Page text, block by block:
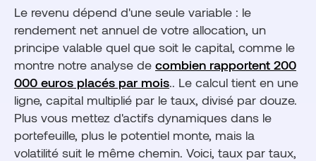
Le revenu dépend d'une seule variable : le
rendement net annuel de votre allocation, un
principe valable quel que soit le capital, comme le
montre notre analyse de combien rapportent 200
000 euros placés par mois.. Le calcul tient en une
ligne, capital multiplié par le taux, divisé par douze.
Plus vous mettez d'actifs dynamiques dans le
portefeuille, plus le potentiel monte, mais la
volatilité suit le même chemin. Voici, taux par taux,